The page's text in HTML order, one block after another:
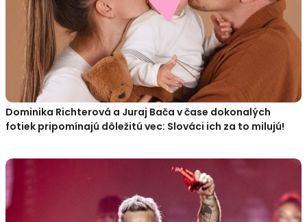
Dominika Richterová a Juraj Bača v čase dokonalých
fotiek pripomínajú dôležitú vec: Slováci ich za to milujú!